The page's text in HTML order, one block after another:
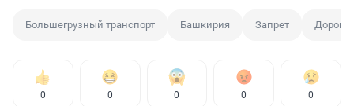
Большегрузный транспорт Башкирия Запрет Дорога
0 0 0 0 0